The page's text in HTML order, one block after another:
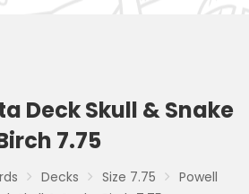
Deck Skull & Snake
7.75
Decks Size 7.75
Powell